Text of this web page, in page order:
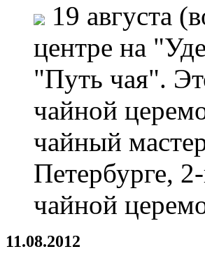
19 августа
центре на
"Путь чая".
чайной
чайный
Петербурге,
чайной
11.08.2012